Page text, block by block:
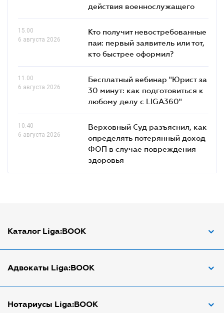
действия военнослужащего
15.00
6 августа 2026
Кто получит невостребованные
паи: первый заявитель или тот,
кто быстрее оформил?
11.00
6 августа 2026
Бесплатный вебинар "Юрист за
30 минут: как подготовиться к
любому делу с LIGA360"
10.40
6 августа 2026
Верховный Суд разъяснил, как
определять потерянный доход
ФОП в случае повреждения
здоровья
Каталог Liga:BOOK
Адвокат по трудовым спорам
Арбитражный управляющий
Адвокаты Liga:BOOK
Адвокаты в Днепре
Нотариусы Liga:BOOK